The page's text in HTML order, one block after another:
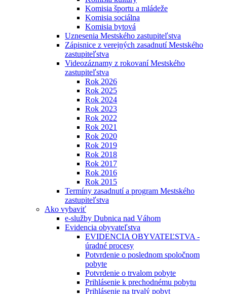
Komisia športu a mládeže
Komisia sociálna
Komisia bytová
Uznesenia Mestského zastupiteľstva
Zápisnice z verejných zasadnutí Mestského
zastupiteľstva
Videozáznamy z rokovaní Mestského
zastupiteľstva
Rok 2026
Rok 2025
Rok 2024
Rok 2023
Rok 2022
Rok 2021
Rok 2020
Rok 2019
Rok 2018
Rok 2017
Rok 2016
Rok 2015
Termíny zasadnutí a program Mestského
zastupiteľstva
Ako vybaviť
e-služby Dubnica nad Váhom
Evidencia obyvateľstva
EVIDENCIA OBYVATEĽSTVA -
úradné procesy
Potvrdenie o poslednom spoločnom
pobyte
Potvrdenie o trvalom pobyte
Prihlásenie k prechodnému pobytu
Prihlásenie na trvalý pobyt